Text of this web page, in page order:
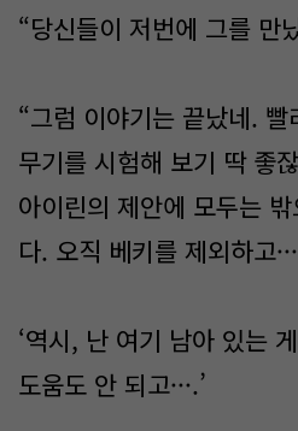
“당신들이 저번에 그를 만
“그럼 이야기는 끝났네.
무기를 시험해 보기 딱 좋
아이린의 제안에 모두는
다. 오직 베키를 제외하고
‘역시, 난 여기 남아 있는
도움도 안 되고···.’